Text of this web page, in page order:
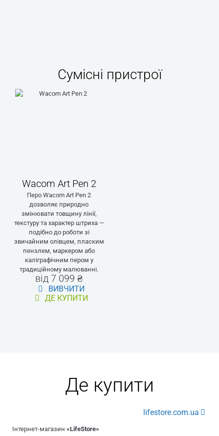
Сумісні пристрої
Wacom Art Pen 2
Перо Wacom Art Pen 2
дозволяє природно
змінювати товщину лінії,
текстуру та характер штриха —
подібно до роботи зі
звичайним олівцем, пласким
пензлем, маркером або
каліграфічним пером у
традиційному малюванні.
від 7 099 ₴
ВИВЧИТИ
ДЕ КУПИТИ
Де купити
Інтернет-магазин«LifeStore»
lifestore.com.ua